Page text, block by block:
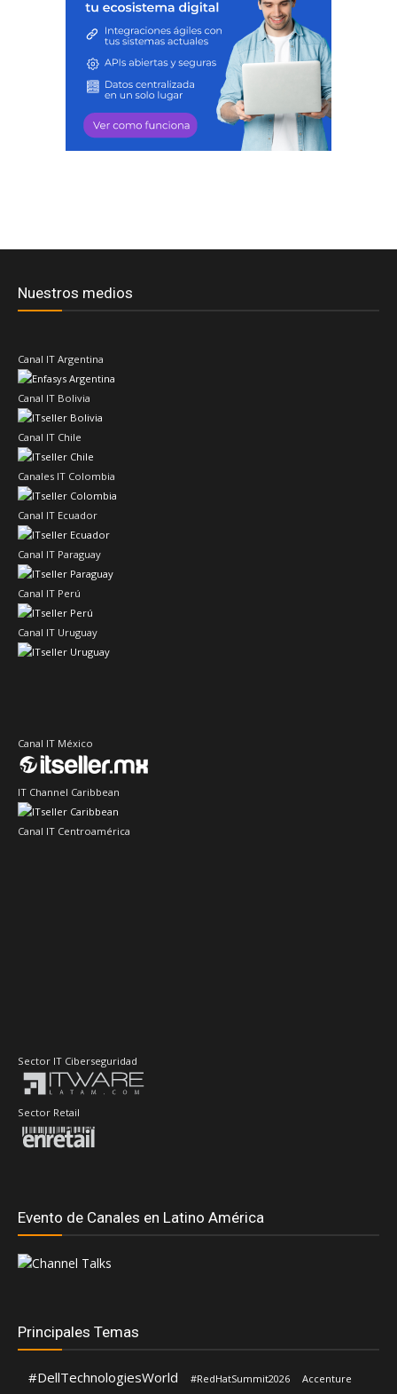
Nuestros medios
Canal IT Argentina
Canal IT Bolivia
Canal IT Chile
Canales IT Colombia
Canal IT Ecuador
Canal IT Paraguay
Canal IT Perú
Canal IT Uruguay
Canal IT México
IT Channel Caribbean
Canal IT Centroamérica
Sector IT Ciberseguridad
Sector Retail
Evento de Canales en Latino América
Principales Temas
#DellTechnologiesWorld #RedHatSummit2026 Accenture